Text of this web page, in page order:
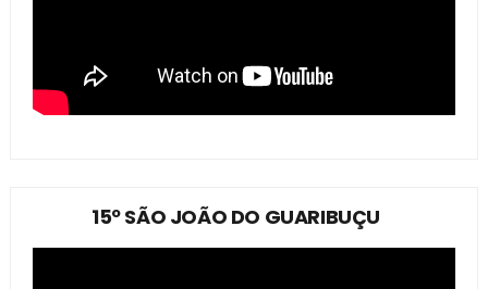
15º SÃO JOÃO DO GUARIBUÇU